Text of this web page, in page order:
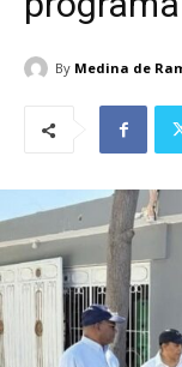
By Medina de